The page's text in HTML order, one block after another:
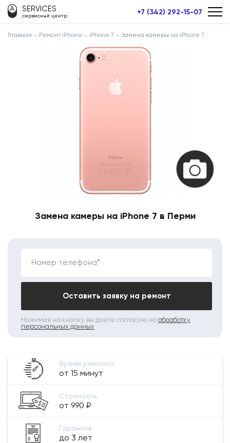
SERVICES
сервисный центр +7 (342) 292-15-07
Главная Ремонт iPhone iPhone 7 Замена камеры на iPhone 7
Замена камеры на iPhone 7 в Перми
Номер телефона*
Оставить заявку на ремонт
Нажимая на кнопку вы даете согласие на обработку
персональных данных
Время ремонта
от 15 минут
Стоимость
от 990 ₽
Гарантия
до 3 лет